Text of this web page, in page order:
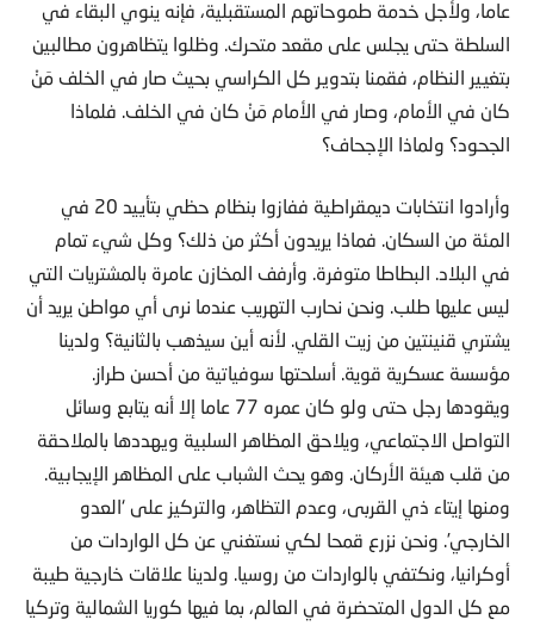
السلطة حتى يجلس على مقعد متحرك. وظلوا يتظاهرون مطالبين
بتغيير النظام، فقمنا بتدوير كل الكراسي بحيث صار في الخلف مَنْ
كان في الأمام، وصار في الأمام مَنْ كان في الخلف. فلماذا
الجحود؟ ولماذا الإجحاف؟
المئة من السكان. فماذا يريدون أكثر من ذلك؟ وكل شيء تمام
في البلاد. البطاطا متوفرة. وأرفف المخازن عامرة بالمشتريات التي
ليس عليها طلب. ونحن نحارب التهريب عندما نرى أي مواطن يريد أن
يشتري قنينتين من زيت القلي. لأنه أين سيذهب بالثانية؟ ولدينا
مؤسسة عسكرية قوية. أسلحتها سوفياتية من أحسن طراز.
ويقودها رجل حتى ولو كان عمره 77 عاما إلا أنه يتابع وسائل
التواصل الاجتماعي، ويلاحق المظاهر السلبية ويهددها بالملاحقة
من قلب هيئة الأركان. وهو يحث الشباب على المظاهر الإيجابية.
ومنها إيتاء ذي القربى، وعدم التظاهر، والتركيز على ‘العدو
الخارجي’. ونحن نزرع قمحا لكي نستغني عن كل الواردات من
أوكرانيا، ونكتفي بالواردات من روسيا. ولدينا علاقات خارجية طيبة
مع كل الدول المتحضرة في العالم، بما فيها كوريا الشمالية وتركيا
وإيران.